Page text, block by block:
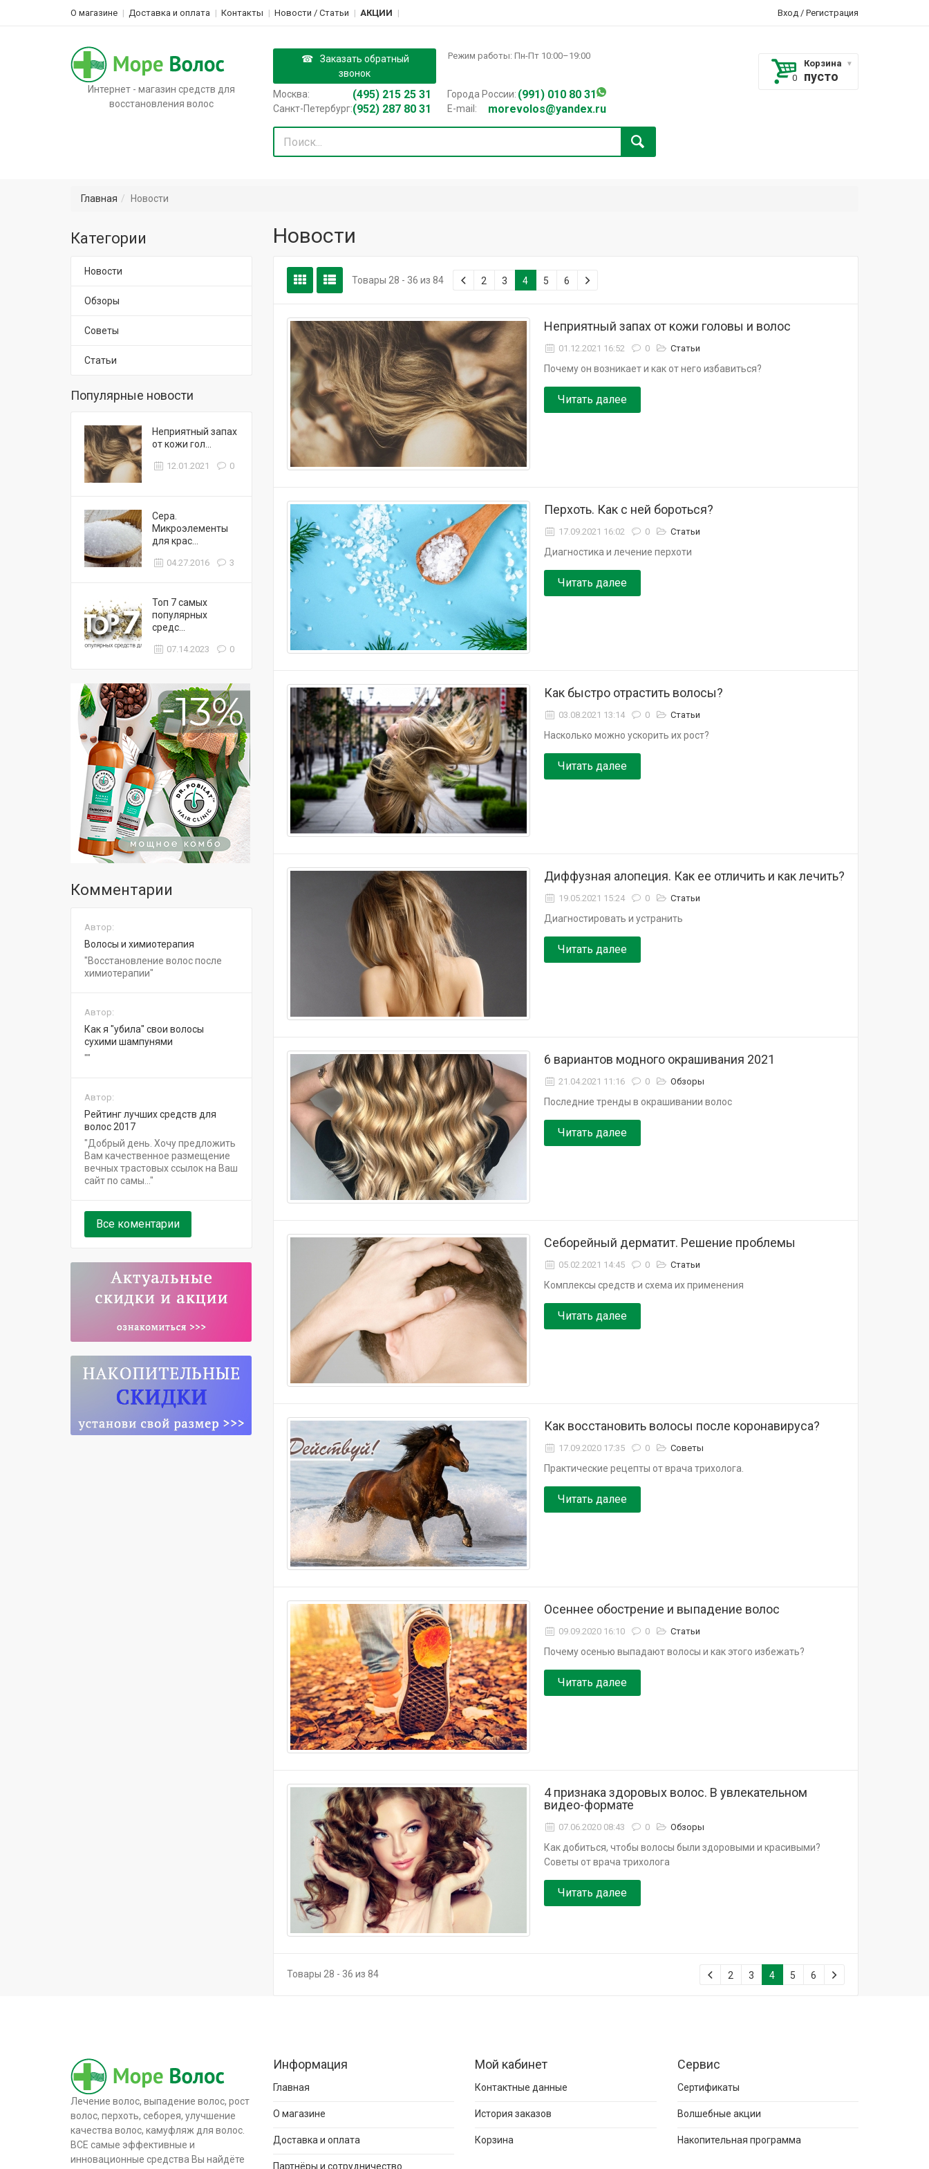
О магазине Доставка и оплата Контакты Новости / Cтатьи АКЦИИ Вход / Регистрация
Интернет - магазин средств для
восстановления волос
Заказать обратный
звонок
Режим работы: Пн-Пт 10:00–19:00
Москва: (495) 215 25 31
Санкт-Петербург:(952) 287 80 31
Города России: (991) 010 80 31
E-mail: morevolos@yandex.ru
Корзина
пусто
Главная Новости
Категории
Новости
Обзоры
Советы
Статьи
Популярные новости
Неприятный запах
от кожи гол...
12.01.2021 0
Сера.
Микроэлементы
для крас...
04.27.2016 3
Топ 7 самых
популярных
средс...
07.14.2023 0
Комментарии
Автор:
Волосы и химиотерапия
Восстановление волос после
химиотерапии
Автор:
Как я "убила" свои волосы
сухими шампунями
Автор:
Рейтинг лучших средств для
волос 2017
Добрый день. Хочу предложить
Вам качественное размещение
вечных трастовых ссылок на Ваш
сайт по самы...
Все коментарии
Новости
Товары 28 - 36 из 84 2 3 4 5 6
Неприятный запах от кожи головы и волос
01.12.2021 16:52 0 Статьи
Почему он возникает и как от него избавиться?
Читать далее
Перхоть. Как с ней бороться?
17.09.2021 16:02 0 Статьи
Диагностика и лечение перхоти
Читать далее
Как быстро отрастить волосы?
03.08.2021 13:14 0 Статьи
Насколько можно ускорить их рост?
Читать далее
Диффузная алопеция. Как ее отличить и как лечить?
19.05.2021 15:24 0 Статьи
Диагностировать и устранить
Читать далее
6 вариантов модного окрашивания 2021
21.04.2021 11:16 0 Обзоры
Последние тренды в окрашивании волос
Читать далее
Себорейный дерматит. Решение проблемы
05.02.2021 14:45 0 Статьи
Комплексы средств и схема их применения
Читать далее
Как восстановить волосы после коронавируса?
17.09.2020 17:35 0 Советы
Практические рецепты от врача трихолога.
Читать далее
Осеннее обострение и выпадение волос
09.09.2020 16:10 0 Статьи
Почему осенью выпадают волосы и как этого избежать?
Читать далее
4 признака здоровых волос. В увлекательном
видео-формате
07.06.2020 08:43 0 Обзоры
Как добиться, чтобы волосы были здоровыми и красивыми?
Советы от врача трихолога
Читать далее
Товары 28 - 36 из 84 2 3 4 5 6
Лечение волос, выпадение волос, рост
волос, перхоть, себорея, улучшение
качества волос, камуфляж для волос.
ВСЕ самые эффективные и
инновационные средства Вы найдёте
Информация
Главная
О магазине
Доставка и оплата
Партнёры и сотрудничество
Мой кабинет
Контактные данные
История заказов
Корзина
Сервис
Сертификаты
Волшебные акции
Накопительная программа